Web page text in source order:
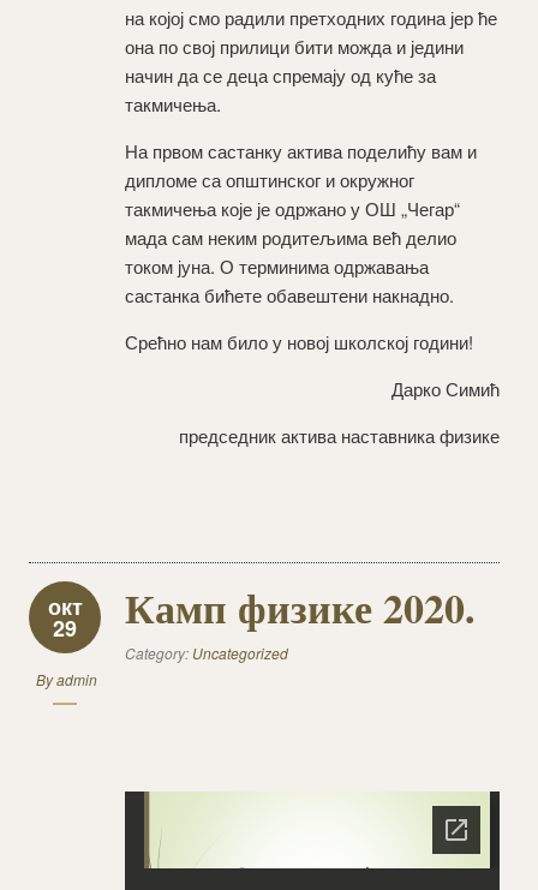
на којој смо радили претходних година јер ће
она по свој прилици бити можда и једини
начин да се деца спремају од куће за
такмичења.
На првом састанку актива поделићу вам и
дипломе са општинског и окружног
такмичења које је одржано у ОШ „Чегар“
мада сам неким родитељима већ делио
током јуна. О терминима одржавања
састанка бићете обавештени накнадно.
Срећно нам било у новој школској години!
Дарко Симић
председник актива наставника физике
окт
29
Byadmin
Камп физике 2020.
Category: Uncategorized